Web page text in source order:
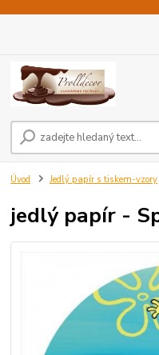
Úvod Jedlý papír s tiskem-vzory
jedlý papír -